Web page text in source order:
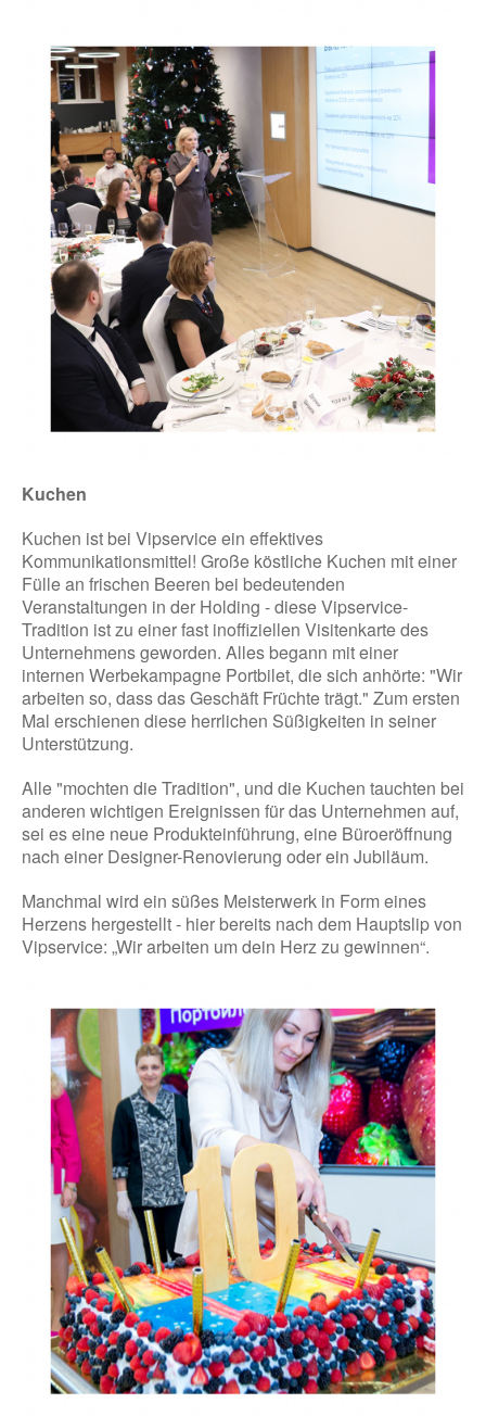
Kuchen
Kuchen ist bei Vipservice ein effektives
Kommunikationsmittel! Große köstliche Kuchen mit einer
Fülle an frischen Beeren bei bedeutenden
Veranstaltungen in der Holding - diese Vipservice-
Tradition ist zu einer fast inoffiziellen Visitenkarte des
Unternehmens geworden. Alles begann mit einer
internen Werbekampagne Portbilet, die sich anhörte: "Wir
arbeiten so, dass das Geschäft Früchte trägt." Zum ersten
Mal erschienen diese herrlichen Süßigkeiten in seiner
Unterstützung.
Alle "mochten die Tradition", und die Kuchen tauchten bei
anderen wichtigen Ereignissen für das Unternehmen auf,
sei es eine neue Produkteinführung, eine Büroeröffnung
nach einer Designer-Renovierung oder ein Jubiläum.
Manchmal wird ein süßes Meisterwerk in Form eines
Herzens hergestellt - hier bereits nach dem Hauptslip von
Vipservice: „Wir arbeiten um dein Herz zu gewinnen“.